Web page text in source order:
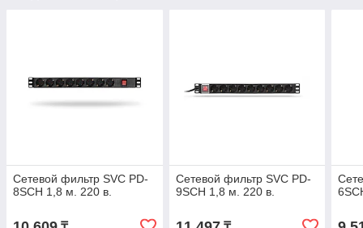
Сетевой фильтр SVC PD-
8SCH 1,8 м. 220 в.
Сетевой фильтр SVC PD-
9SCH 1,8 м. 220 в.